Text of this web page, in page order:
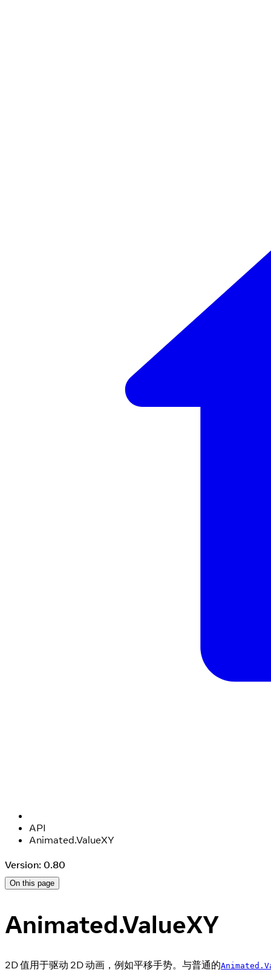
API
Animated.ValueXY
Version: 0.80
On this page
Animated.ValueXY
2D 值用于驱动 2D 动画，例如平移手势。与普通的